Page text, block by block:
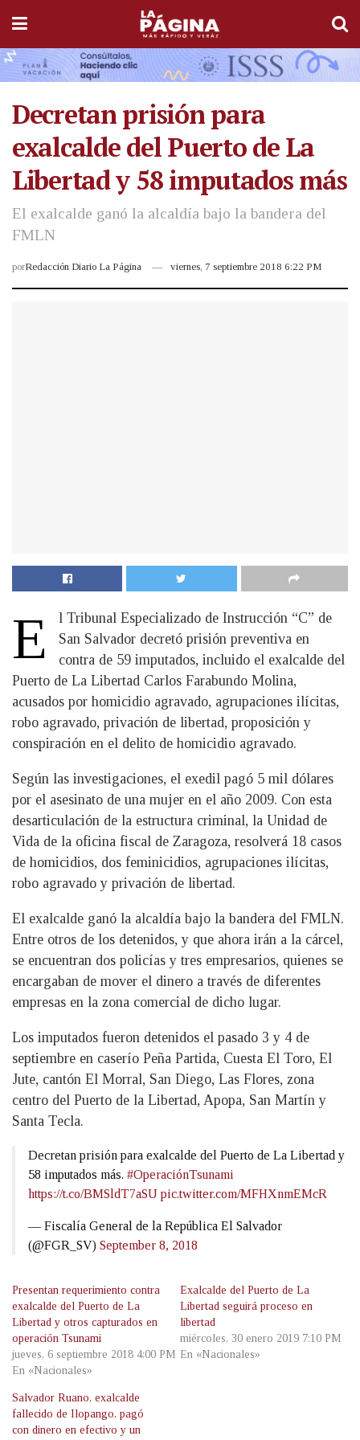
Decretan prisión para
exalcalde del Puerto de La
Libertad y 58 imputados más
El exalcalde ganó la alcaldía bajo la bandera del
FMLN
porRedacción Diario La Página viernes, 7 septiembre 2018 6:22 PM
E
l Tribunal Especializado de Instrucción “C” de
San Salvador decretó prisión preventiva en
contra de 59 imputados, incluido el exalcalde del
Puerto de La Libertad Carlos Farabundo Molina,
acusados por homicidio agravado, agrupaciones ilícitas,
robo agravado, privación de libertad, proposición y
conspiración en el delito de homicidio agravado.
Según las investigaciones, el exedil pagó 5 mil dólares
por el asesinato de una mujer en el año 2009. Con esta
desarticulación de la estructura criminal, la Unidad de
Vida de la oficina fiscal de Zaragoza, resolverá 18 casos
de homicidios, dos feminicidios, agrupaciones ilícitas,
robo agravado y privación de libertad.
El exalcalde ganó la alcaldía bajo la bandera del FMLN.
Entre otros de los detenidos, y que ahora irán a la cárcel,
se encuentran dos policías y tres empresarios, quienes se
encargaban de mover el dinero a través de diferentes
empresas en la zona comercial de dicho lugar.
Los imputados fueron detenidos el pasado 3 y 4 de
septiembre en caserío Peña Partida, Cuesta El Toro, El
Jute, cantón El Morral, San Diego, Las Flores, zona
centro del Puerto de la Libertad, Apopa, San Martín y
Santa Tecla.
Decretan prisión para exalcalde del Puerto de La Libertad y
58 imputados más. #OperaciónTsunami
https://t.co/BMSldT7aSU pic.twitter.com/MFHXnmEMcR
— Fiscalía General de la República El Salvador
(@FGR_SV) September 8, 2018
Presentan requerimiento contra
exalcalde del Puerto de La
Libertad y otros capturados en
operación Tsunami
jueves, 6 septiembre 2018 4:00 PM
En «Nacionales»
Exalcalde del Puerto de La
Libertad seguirá proceso en
libertad
miércoles, 30 enero 2019 7:10 PM
En «Nacionales»
Salvador Ruano, exalcalde
fallecido de Ilopango, pagó
con dinero en efectivo y un